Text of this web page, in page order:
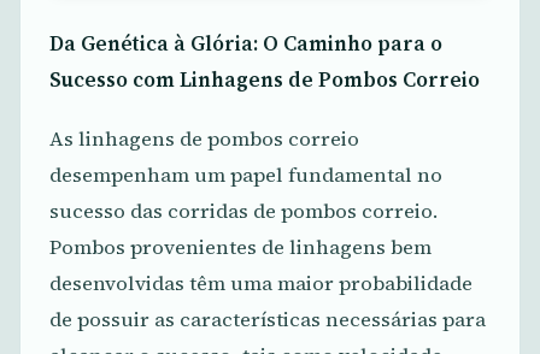
Da Genética à Glória: O Caminho para o
Sucesso com Linhagens de Pombos Correio
As linhagens de pombos correio
desempenham um papel fundamental no
sucesso das corridas de pombos correio.
Pombos provenientes de linhagens bem
desenvolvidas têm uma maior probabilidade
de possuir as características necessárias para